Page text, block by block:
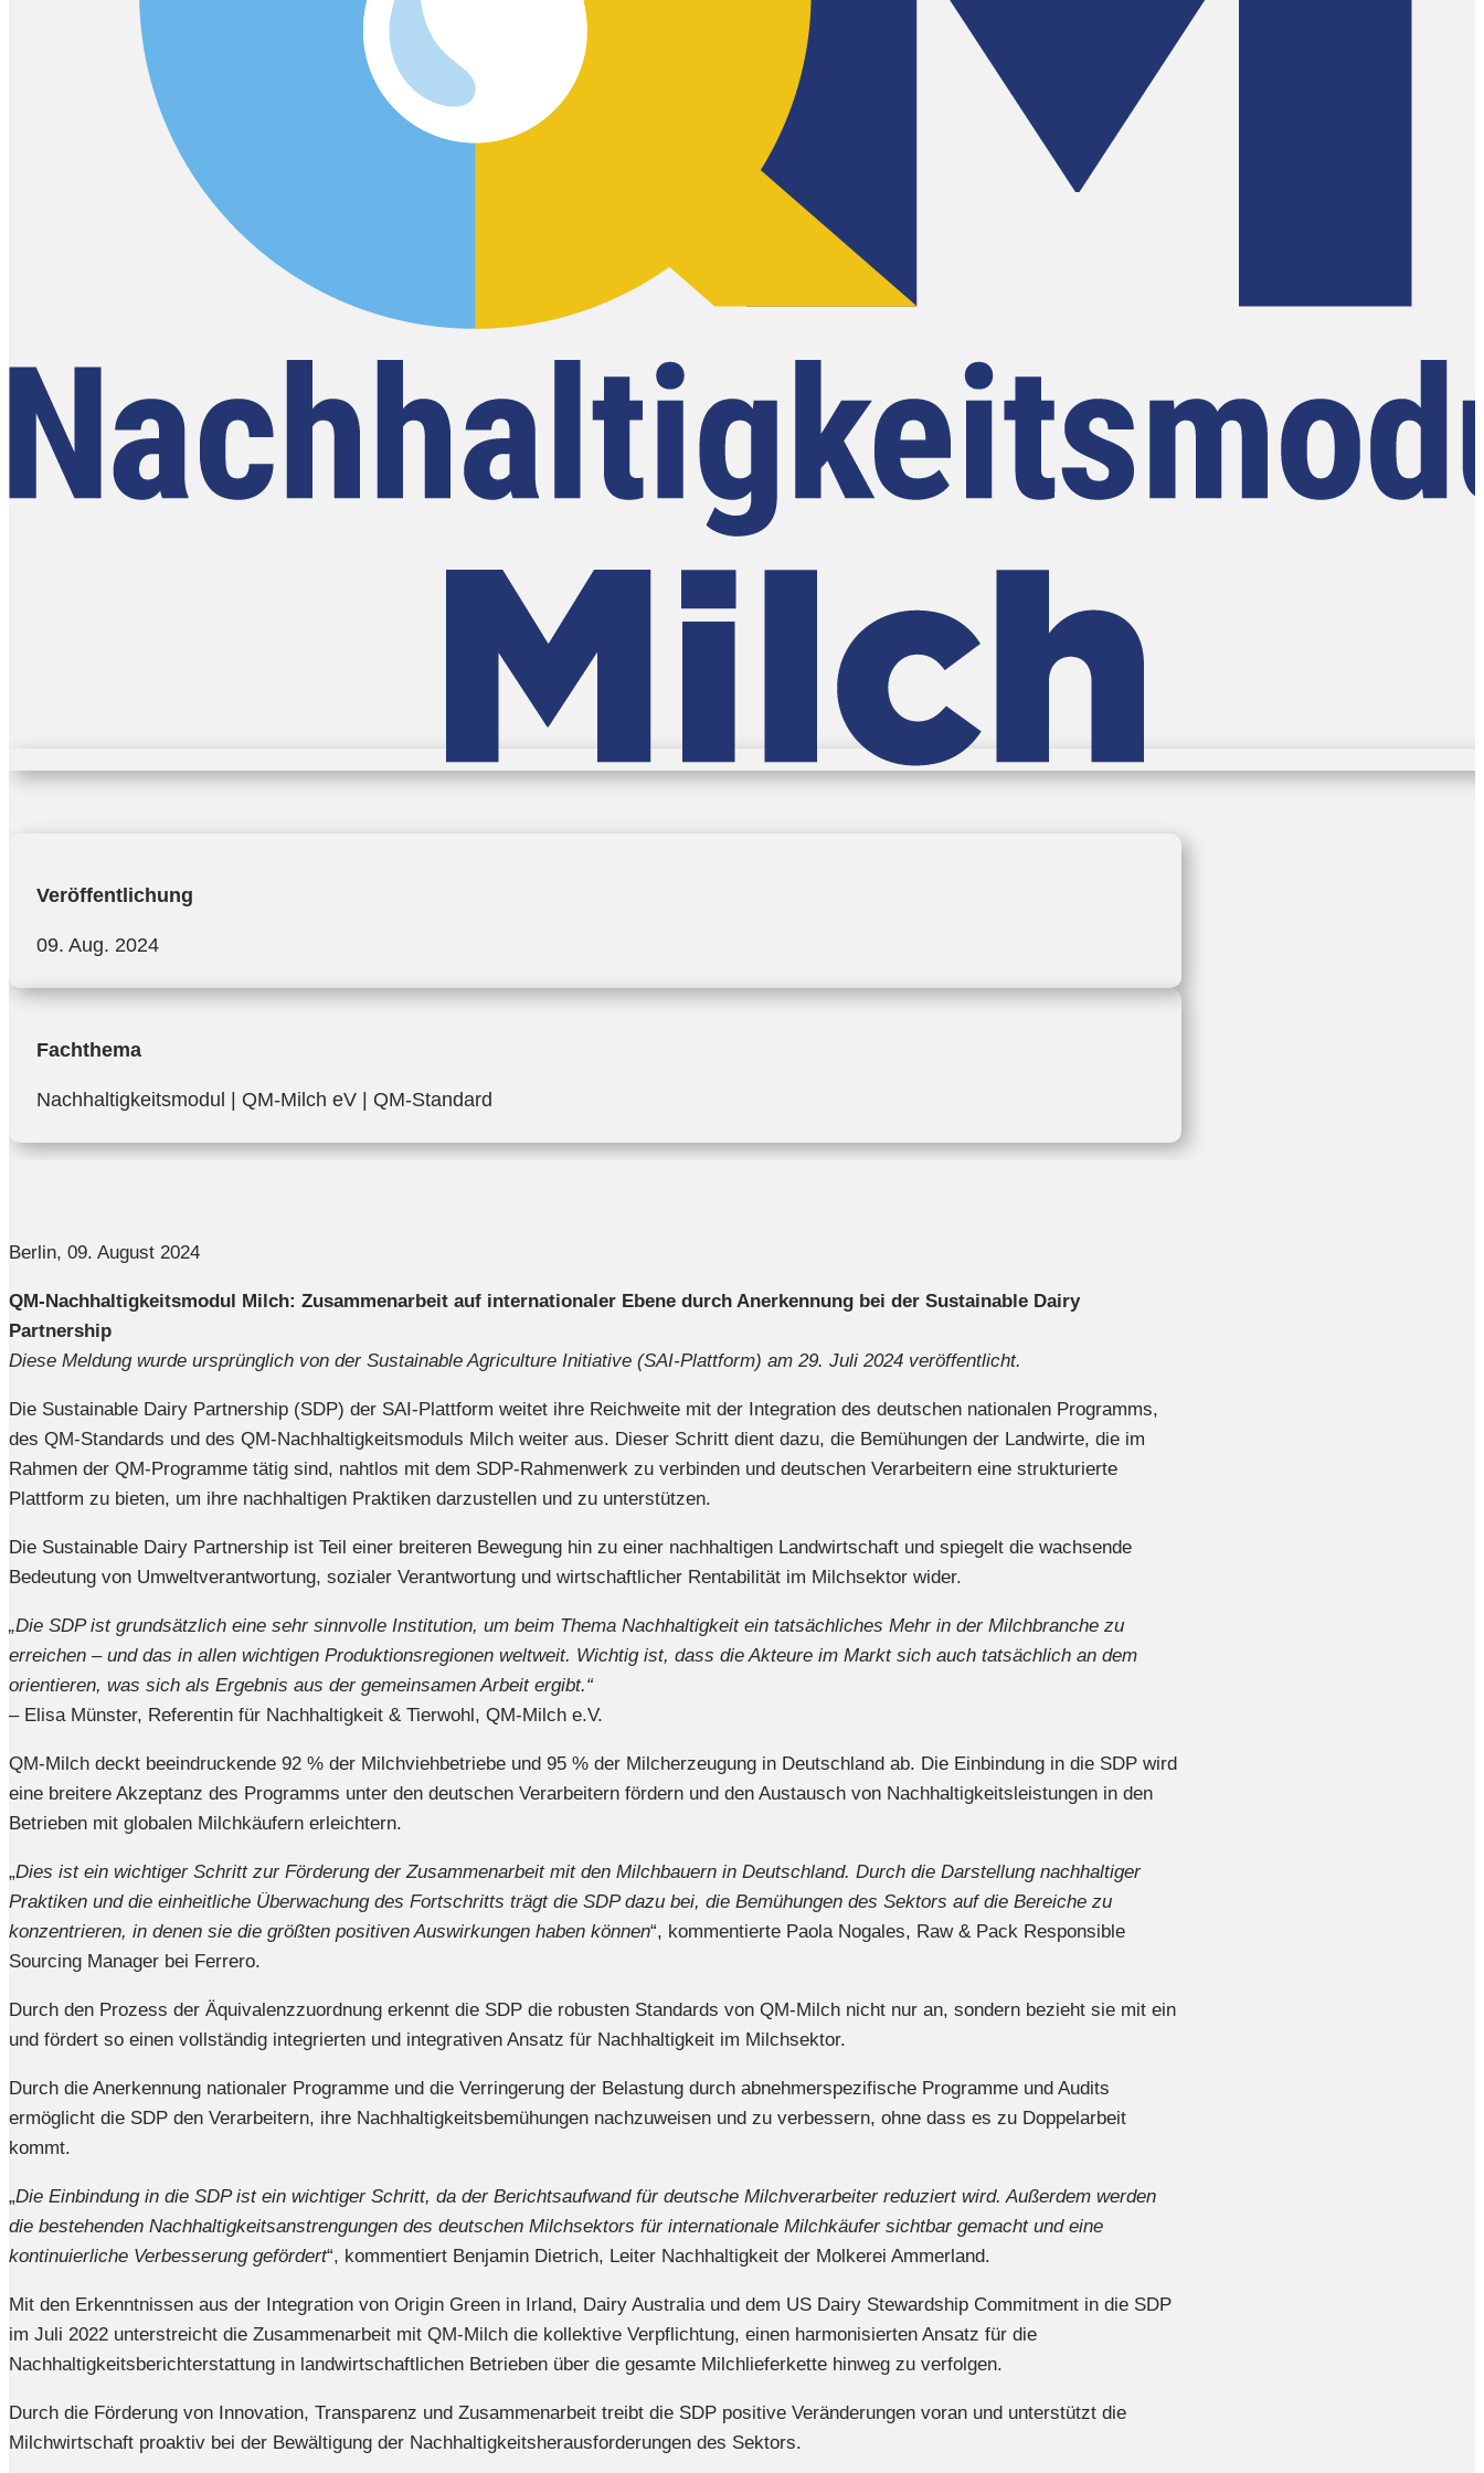
Veröffentlichung
09. Aug. 2024
Fachthema
Nachhaltigkeitsmodul | QM-Milch eV | QM-Standard
Berlin, 09. August 2024
QM-Nachhaltigkeitsmodul Milch: Zusammenarbeit auf internationaler Ebene durch Anerkennung bei der Sustainable Dairy
Partnership
Diese Meldung wurde ursprünglich von der Sustainable Agriculture Initiative (SAI-Plattform) am 29. Juli 2024 veröffentlicht.
Die Sustainable Dairy Partnership (SDP) der SAI-Plattform weitet ihre Reichweite mit der Integration des deutschen nationalen Programms,
des QM-Standards und des QM-Nachhaltigkeitsmoduls Milch weiter aus. Dieser Schritt dient dazu, die Bemühungen der Landwirte, die im
Rahmen der QM-Programme tätig sind, nahtlos mit dem SDP-Rahmenwerk zu verbinden und deutschen Verarbeitern eine strukturierte
Plattform zu bieten, um ihre nachhaltigen Praktiken darzustellen und zu unterstützen.
Die Sustainable Dairy Partnership ist Teil einer breiteren Bewegung hin zu einer nachhaltigen Landwirtschaft und spiegelt die wachsende
Bedeutung von Umweltverantwortung, sozialer Verantwortung und wirtschaftlicher Rentabilität im Milchsektor wider.
„Die SDP ist grundsätzlich eine sehr sinnvolle Institution, um beim Thema Nachhaltigkeit ein tatsächliches Mehr in der Milchbranche zu
erreichen – und das in allen wichtigen Produktionsregionen weltweit. Wichtig ist, dass die Akteure im Markt sich auch tatsächlich an dem
orientieren, was sich als Ergebnis aus der gemeinsamen Arbeit ergibt.“
– Elisa Münster, Referentin für Nachhaltigkeit & Tierwohl, QM-Milch e.V.
QM-Milch deckt beeindruckende 92 % der Milchviehbetriebe und 95 % der Milcherzeugung in Deutschland ab. Die Einbindung in die SDP wird
eine breitere Akzeptanz des Programms unter den deutschen Verarbeitern fördern und den Austausch von Nachhaltigkeitsleistungen in den
Betrieben mit globalen Milchkäufern erleichtern.
„Dies ist ein wichtiger Schritt zur Förderung der Zusammenarbeit mit den Milchbauern in Deutschland. Durch die Darstellung nachhaltiger
Praktiken und die einheitliche Überwachung des Fortschritts trägt die SDP dazu bei, die Bemühungen des Sektors auf die Bereiche zu
konzentrieren, in denen sie die größten positiven Auswirkungen haben können“, kommentierte Paola Nogales, Raw & Pack Responsible
Sourcing Manager bei Ferrero.
Durch den Prozess der Äquivalenzzuordnung erkennt die SDP die robusten Standards von QM-Milch nicht nur an, sondern bezieht sie mit ein
und fördert so einen vollständig integrierten und integrativen Ansatz für Nachhaltigkeit im Milchsektor.
Durch die Anerkennung nationaler Programme und die Verringerung der Belastung durch abnehmerspezifische Programme und Audits
ermöglicht die SDP den Verarbeitern, ihre Nachhaltigkeitsbemühungen nachzuweisen und zu verbessern, ohne dass es zu Doppelarbeit
kommt.
„Die Einbindung in die SDP ist ein wichtiger Schritt, da der Berichtsaufwand für deutsche Milchverarbeiter reduziert wird. Außerdem werden
die bestehenden Nachhaltigkeitsanstrengungen des deutschen Milchsektors für internationale Milchkäufer sichtbar gemacht und eine
kontinuierliche Verbesserung gefördert“, kommentiert Benjamin Dietrich, Leiter Nachhaltigkeit der Molkerei Ammerland.
Mit den Erkenntnissen aus der Integration von Origin Green in Irland, Dairy Australia und dem US Dairy Stewardship Commitment in die SDP
im Juli 2022 unterstreicht die Zusammenarbeit mit QM-Milch die kollektive Verpflichtung, einen harmonisierten Ansatz für die
Nachhaltigkeitsberichterstattung in landwirtschaftlichen Betrieben über die gesamte Milchlieferkette hinweg zu verfolgen.
Durch die Förderung von Innovation, Transparenz und Zusammenarbeit treibt die SDP positive Veränderungen voran und unterstützt die
Milchwirtschaft proaktiv bei der Bewältigung der Nachhaltigkeitsherausforderungen des Sektors.